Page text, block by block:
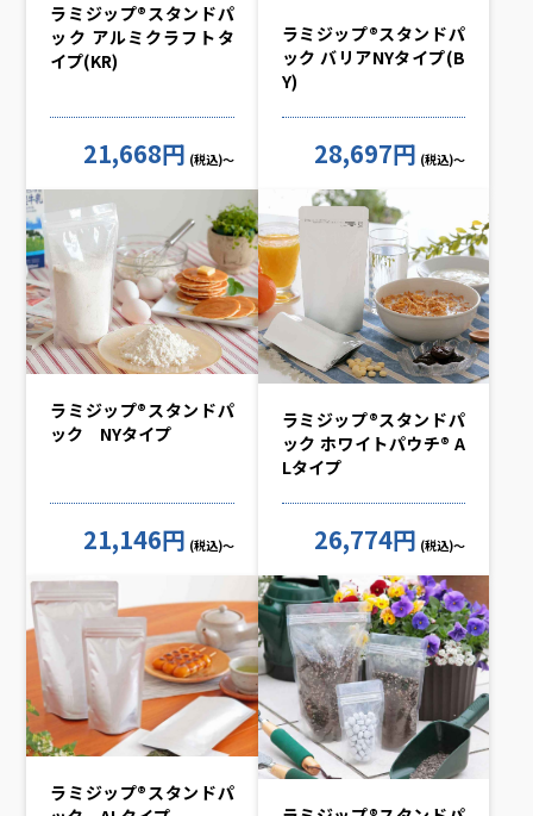
ラミジップ®スタンドパ
ック アルミクラフトタ
イプ(KR)
21,668円 (税込)～
ラミジップ®スタンドパ
ック バリアNYタイプ(B
Y)
28,697円 (税込)～
ラミジップ®スタンドパ
ック NYタイプ
21,146円 (税込)～
ラミジップ®スタンドパ
ック ホワイトパウチ® A
Lタイプ
26,774円 (税込)～
ラミジップ®スタンドパ